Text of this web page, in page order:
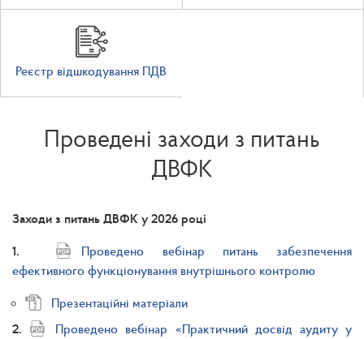
Реєстр відшкодування ПДВ
Проведені заходи з питань
ДВФК
Заходи з питань ДВФК у 2026 році
1.
Проведено вебінар питань забезпечення
ефективного функціонування внутрішнього контролю
Презентаційні матеріали
2.
Проведено вебінар «Практичний досвід аудиту у